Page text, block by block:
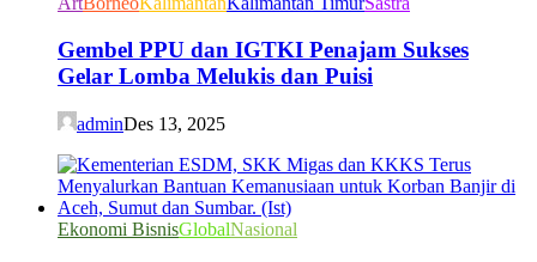
Gembel PPU dan IGTKI Penajam Sukses
Gelar Lomba Melukis dan Puisi
adminDes 13, 2025
Ekonomi BisnisGlobalNasional